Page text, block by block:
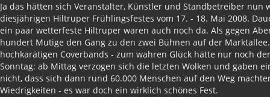
Ja das hätten sich Veranstalter, Künstler und Standbetreiber
diesjährigen Hiltruper Frühlingsfestes vom 17. - 18. Mai 2008.
ein paar wetterfeste Hiltruper waren auch noch da. Als gegen
hundert Mutige den Gang zu den zwei Bühnen auf der
hochkarätigen Coverbands - zum wahren Glück hätte nur noch
Sonntag: ab Mittag verzogen sich die letzten Wolken und gaben
nicht, dass sich dann rund 60.000 Menschen auf den Weg
Wiedrigkeiten - es war doch ein wirklich schönes Fest.